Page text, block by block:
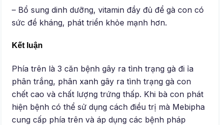
– Bổ sung dinh dưỡng, vitamin đầy đủ để gà con có
sức đề kháng, phát triển khỏe mạnh hơn.
Kết luận
Phía trên là 3 căn bệnh gây ra tình trạng gà đi ỉa
phân trắng, phân xanh gây ra tình trạng gà con
chết cao và chất lượng trứng thấp. Khi bà con phát
hiện bệnh có thể sử dụng cách điều trị mà Mebipha
cung cấp phía trên và áp dụng các bệnh pháp